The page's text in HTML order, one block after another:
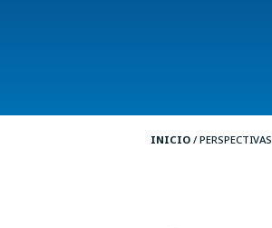
INICIO /PERSPECTIVAS